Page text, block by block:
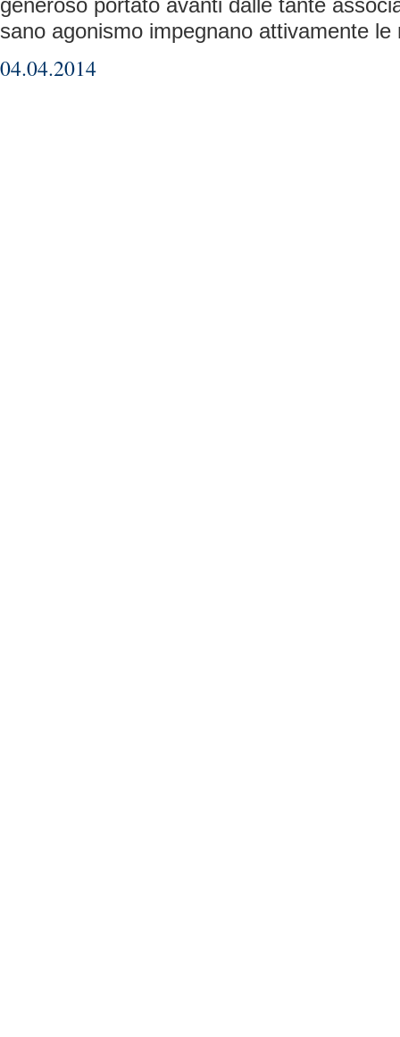
generoso portato avanti dalle tante
sano agonismo impegnano attivamente le
04.04.2014